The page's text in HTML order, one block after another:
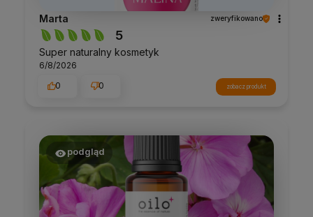
Marta zweryfikowano
5
Super naturalny kosmetyk
6/8/2026
0
0 zobacz produkt
podgląd